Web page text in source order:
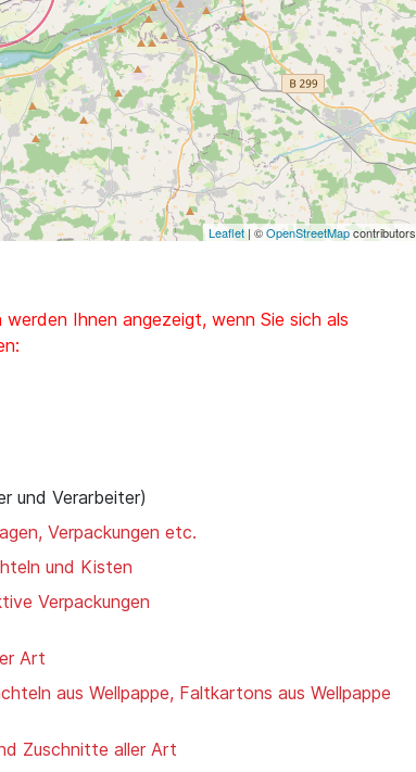
Leaflet | ©OpenStreetMapcontributors
Ihnen angezeigt, wenn Sie sich als
und Verarbeiter)
Verpackungen etc.
und Kisten
Verpackungen
Art
aus Wellpappe, Faltkartons aus Wellpappe
Zuschnitte aller Art